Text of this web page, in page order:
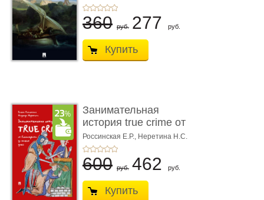
360 руб. 277 руб.
Купить
Занимательная
история true crime от
Гиппократа до � ...
Россинская Е.Р., Неретина Н.С.
600 руб. 462 руб.
Купить